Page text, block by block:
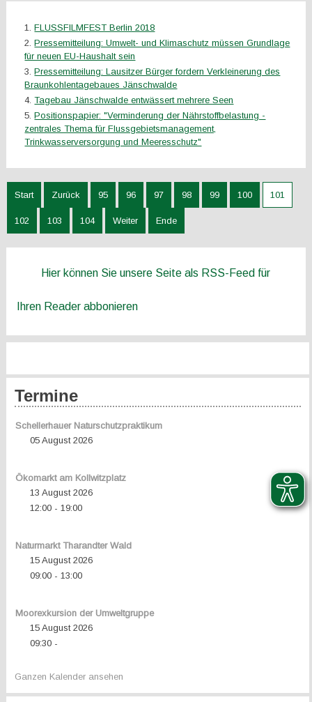
FLUSSFILMFEST Berlin 2018
Pressemitteilung: Umwelt- und Klimaschutz müssen Grundlage
für neuen EU-Haushalt sein
Pressemitteilung: Lausitzer Bürger fordern Verkleinerung des
Braunkohlentagebaues Jänschwalde
Tagebau Jänschwalde entwässert mehrere Seen
Positionspapier: "Verminderung der Nährstoffbelastung -
zentrales Thema für Flussgebietsmanagement,
Trinkwasserversorgung und Meeresschutz"
Start Zurück 95 96 97 98 99 100 101
102 103 104 Weiter Ende
Hier können Sie unsere Seite als RSS-Feed für
Ihren Reader abbonieren
Termine
Schellerhauer Naturschutzpraktikum
05 August 2026
Ökomarkt am Kollwitzplatz
13 August 2026
12:00- 19:00
Naturmarkt Tharandter Wald
15 August 2026
09:00- 13:00
Moorexkursion der Umweltgruppe
15 August 2026
09:30-
Ganzen Kalender ansehen